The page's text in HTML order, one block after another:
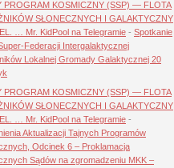
PROGRAM KOSMICZNY (SSP) — FLOTA
SŁONECZNYCH I GALAKTYCZNY
… Mr. KidPool na Telegramie - Spotkanie
Federacji Intergalaktycznej
Lokalnej Gromady Galaktycznej 20
PROGRAM KOSMICZNY (SSP) — FLOTA
SŁONECZNYCH I GALAKTYCZNY
… Mr. KidPool na Telegramie -
Aktualizacji Tajnych Programów
Odcinek 6 – Proklamacja
Sądów na zgromadzeniu MKK –